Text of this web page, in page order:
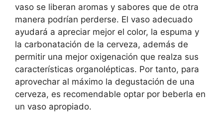
vaso se liberan aromas y sabores que de otra
manera podrían perderse. El vaso adecuado
ayudará a apreciar mejor el color, la espuma y
la carbonatación de la cerveza, además de
permitir una mejor oxigenación que realza sus
características organolépticas. Por tanto, para
aprovechar al máximo la degustación de una
cerveza, es recomendable optar por beberla en
un vaso apropiado.